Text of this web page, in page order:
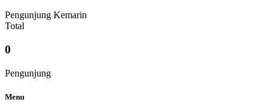
Pengunjung Kemarin
Total
0
Pengunjung
Menu